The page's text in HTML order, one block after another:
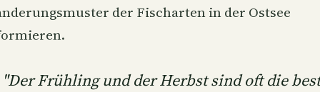
der Fischarten in der Ostsee
"Der Frühling und der Herbst sind oft die